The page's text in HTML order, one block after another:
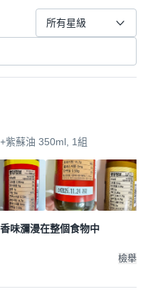
所有星級
紫蘇油 350ml, 1組
味瀰漫在整個食物中
檢舉